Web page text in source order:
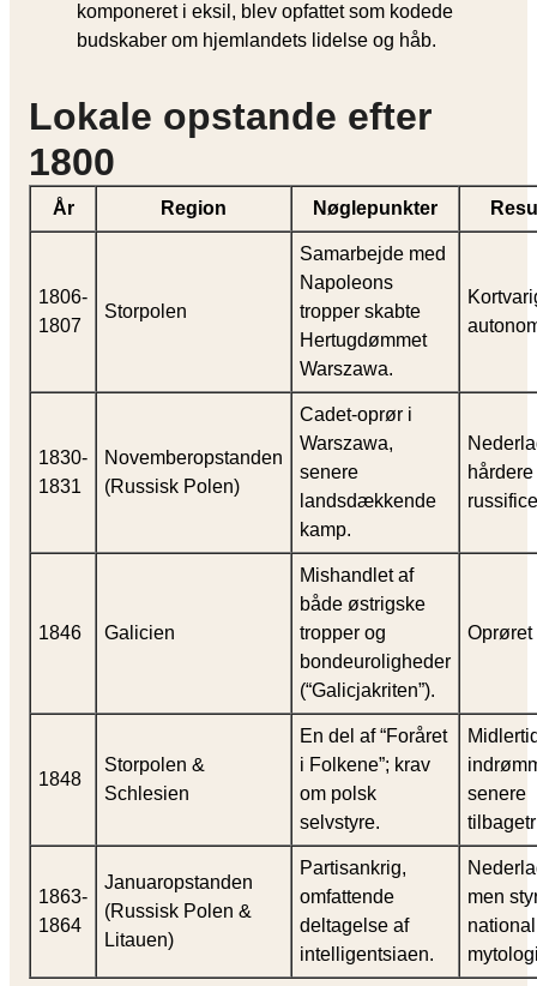
komponeret i eksil, blev opfattet som kodede
budskaber om hjemlandets lidelse og håb.
Lokale opstande efter
1800
År Region Nøglepunkter
1806-
1807
Storpolen
Samarbejde med
Napoleons
tropper skabte
Hertugdømmet
Warszawa.
1830-
1831
Novemberopstanden
(Russisk Polen)
Cadet-oprør i
Warszawa,
senere
landsdækkende
kamp.
hårdere
1846 Galicien
Mishandlet af
både østrigske
tropper og
bondeuroligheder
(“Galicjakriten”).
Oprøret
1848
Storpolen &
Schlesien
En del af “Foråret
i Folkene”; krav
om polsk
selvstyre.
senere
1863-
1864
Januaropstanden
(Russisk Polen &
Litauen)
Partisankrig,
omfattende
deltagelse af
intelligentsiaen.
men
national